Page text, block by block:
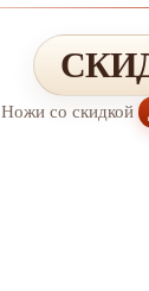
Ножи со скидкой